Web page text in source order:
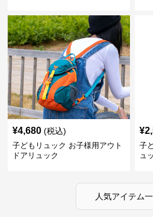
¥4,680 (税込)
子どもリュック お子様用アウト
ドアリュック
¥
子
ュ
人気アイテム